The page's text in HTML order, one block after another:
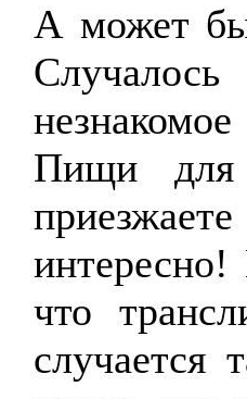
А может
Пищи для
интересно!
что
случается